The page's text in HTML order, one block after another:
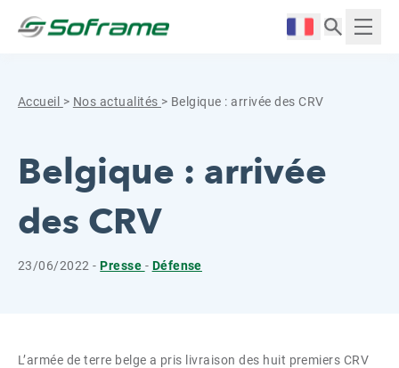
Langue :
Accueil > Nos actualités > Belgique : arrivée des CRV
Belgique : arrivée
des CRV
23/06/2022 -Presse - Défense
L’armée de terre belge a pris livraison des huit premiers CRV